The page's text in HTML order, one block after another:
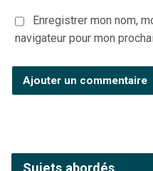
Enregistrer mon nom,
navigateur pour mon
Sujets abordés